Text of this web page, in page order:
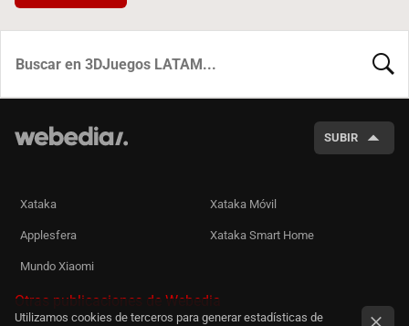
SUBIR
Xataka Xataka Móvil
Applesfera Xataka Smart Home
Mundo Xiaomi
Otras publicaciones de Webedia
Utilizamos cookies de terceros para generar estadísticas de